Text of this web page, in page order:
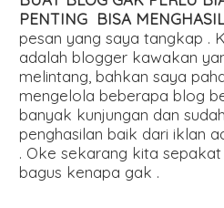
PENTING BISA
pesan yang saya tangkap .
adalah blogger kawakan
melintang, bahkan saya
mengelola beberapa blog
banyak kunjungan dan
penghasilan baik dari iklan
. Oke sekarang kita
bagus kenapa gak .